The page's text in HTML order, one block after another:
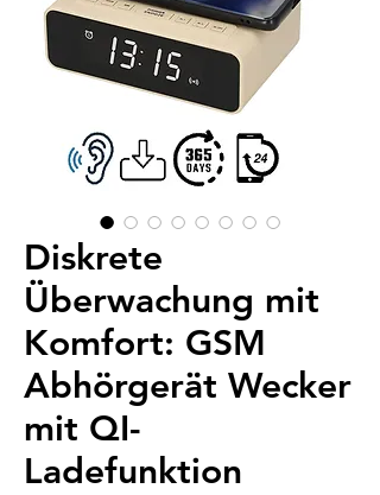
Diskrete
Überwachung mit
Komfort: GSM
Abhörgerät Wecker
mit QI-
Ladefunktion